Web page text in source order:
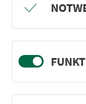
Mach mit
Team-